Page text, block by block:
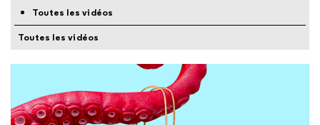
Toutes les vidéos
Toutes les vidéos